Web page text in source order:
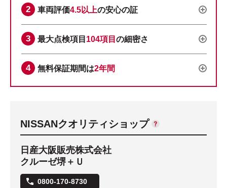
車両評価4.5以上の安心の証
最大点検項目 104項目 の細密さ
無料保証期間は2年間
NISSANクオリティショップ
日産大阪販売株式会社
クルーゼ堺＋Ｕ
0800-170-8730